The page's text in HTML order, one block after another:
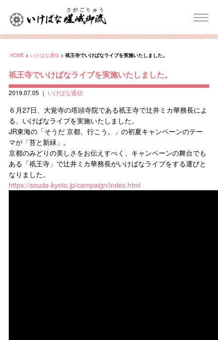
HOME > いけばな通信 > 祇王寺でいけばなライブを実施いたしました。
祇王寺でいけばなライブを実施いたしました。
2019.07.05 ｜ いけばな通信
６月27日、大覚寺の塔頭寺院である祇王寺で辻󠄀井ミカ華務長によ
る、いけばなライブを実施いたしました。
JR東海の「そうだ 京都、行こう。」の初夏キャンペーンのテー
マが「苔と新緑」。
京都のみどりの美しさをお伝えすべく、キャンペーンの舞台でも
ある「祇王寺」で辻󠄀井ミカ華務長がいけばなライブをする運びと
なりました。
https://souda-kyoto.jp/campaign/index.html